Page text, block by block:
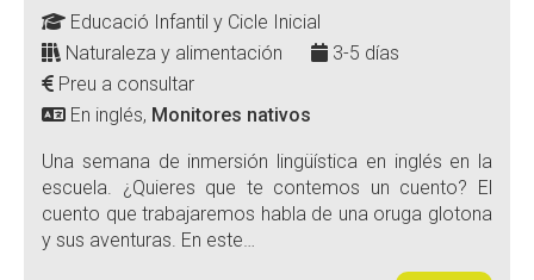
Educació Infantil y Cicle Inicial
Naturaleza y alimentación
3-5 días
Preu a consultar
En inglés, Monitores nativos
Una semana de inmersión lingüística en inglés en la
escuela. ¿Quieres que te contemos un cuento? El
cuento que trabajaremos habla de una oruga glotona
y sus aventuras. En este…